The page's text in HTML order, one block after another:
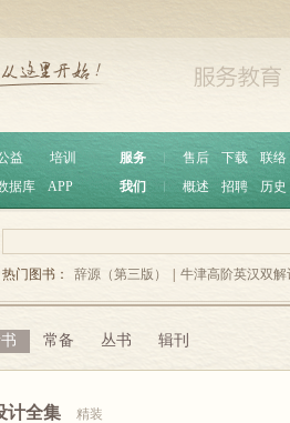
益
培训
据库 APP
服务 ︱ 售后 下载
联络
我们
概述 招聘 历史
热门图书： 辞源（第三版） 牛津高阶英汉双解
常备 丛书 辑刊
计全集 精装